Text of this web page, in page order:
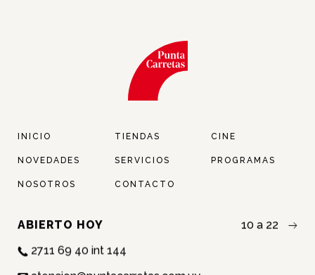
INICIO TIENDAS CINE
NOVEDADES SERVICIOS PROGRAMAS
NOSOTROS CONTACTO
ABIERTO HOY
10 a 22
2711 69 40 int 144